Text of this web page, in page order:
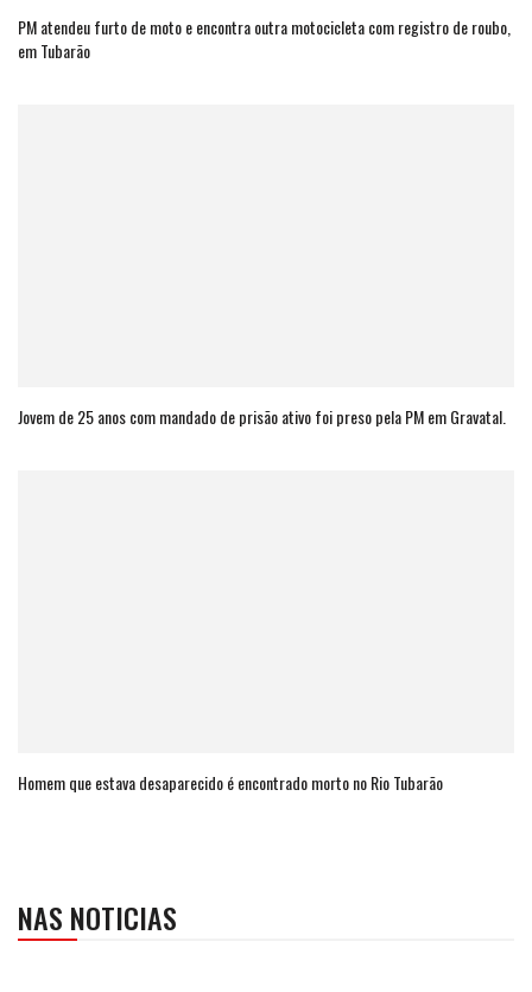
PM atendeu furto de moto e encontra outra motocicleta com registro de roubo,
em Tubarão
Jovem de 25 anos com mandado de prisão ativo foi preso pela PM em Gravatal.
Homem que estava desaparecido é encontrado morto no Rio Tubarão
NAS NOTICIAS